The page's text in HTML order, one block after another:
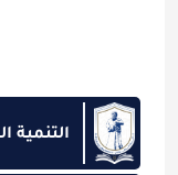
التنمية